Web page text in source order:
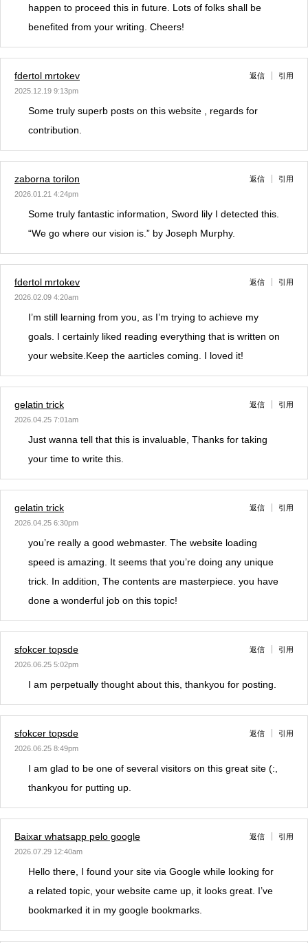
happen to proceed this in future. Lots of folks shall be
benefited from your writing. Cheers!
fdertol mrtokev
2025.12.19 9:13pm
返信 引用
Some truly superb posts on this website , regards for
contribution.
zaborna torilon
2026.01.21 4:24pm
返信 引用
Some truly fantastic information, Sword lily I detected this.
“We go where our vision is.” by Joseph Murphy.
fdertol mrtokev
2026.02.09 4:20am
返信 引用
I’m still learning from you, as I’m trying to achieve my
goals. I certainly liked reading everything that is written on
your website.Keep the aarticles coming. I loved it!
gelatin trick
2026.04.25 7:01am
返信 引用
Just wanna tell that this is invaluable, Thanks for taking
your time to write this.
gelatin trick
2026.04.25 6:30pm
返信 引用
you’re really a good webmaster. The website loading
speed is amazing. It seems that you’re doing any unique
trick. In addition, The contents are masterpiece. you have
done a wonderful job on this topic!
sfokcer topsde
2026.06.25 5:02pm
返信 引用
I am perpetually thought about this, thankyou for posting.
sfokcer topsde
2026.06.25 8:49pm
返信 引用
I am glad to be one of several visitors on this great site (:,
thankyou for putting up.
Baixar whatsapp pelo google
2026.07.29 12:40am
返信 引用
Hello there, I found your site via Google while looking for
a related topic, your website came up, it looks great. I’ve
bookmarked it in my google bookmarks.